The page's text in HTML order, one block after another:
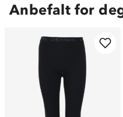
Anbefalt for